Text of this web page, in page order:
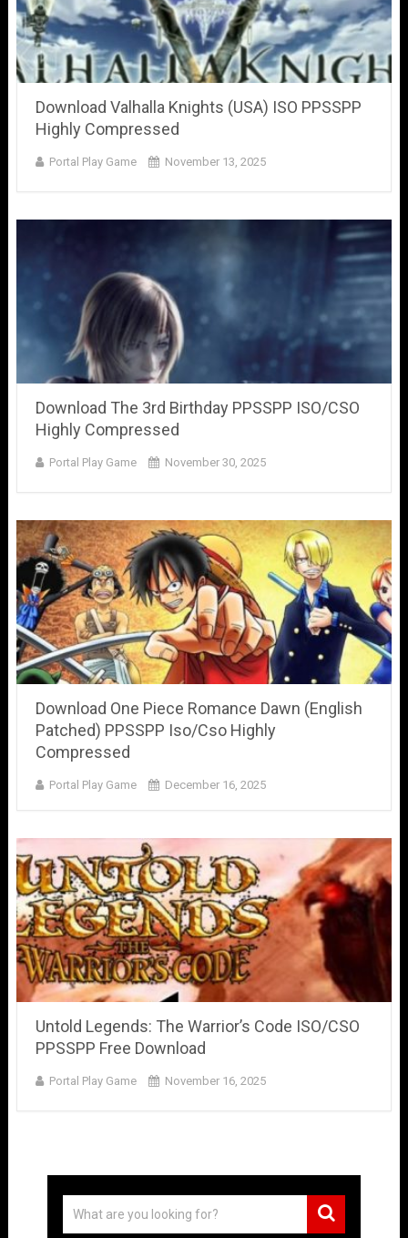
Download Valhalla Knights (USA) ISO PPSSPP
Highly Compressed
Portal Play Game November 13, 2025
Download The 3rd Birthday PPSSPP ISO/CSO
Highly Compressed
Portal Play Game November 30, 2025
Download One Piece Romance Dawn (English
Patched) PPSSPP Iso/Cso Highly
Compressed
Portal Play Game December 16, 2025
Untold Legends: The Warrior’s Code ISO/CSO
PPSSPP Free Download
Portal Play Game November 16, 2025